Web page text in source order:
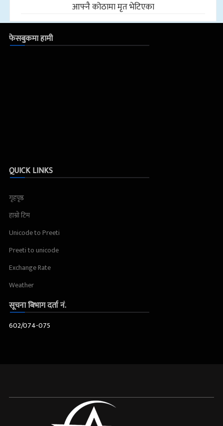
आफ्नै कोठामा मृत भेटिएका
फेसबुकमा हामी
QUICK LINKS
गृहपृष्ठ
हाम्रो टिम
Unicode to Preeti
Preeti to unicode
Exchange Rate
Weather
सूचना बिभाग दर्ता नं.
602/074-075